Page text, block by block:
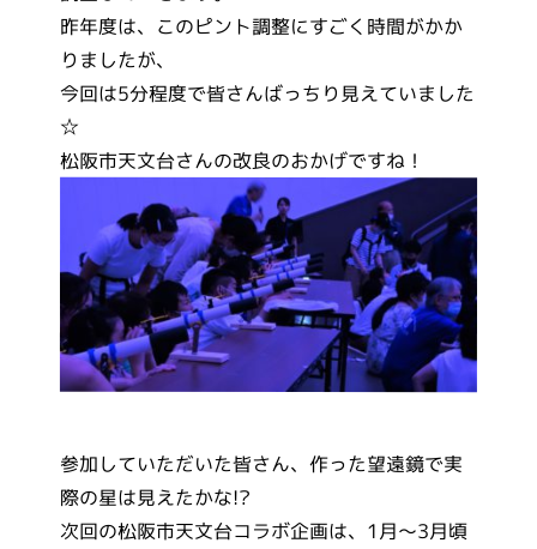
昨年度は、このピント調整にすごく時間がかか
りましたが、
今回は5分程度で皆さんばっちり見えていました
☆
松阪市天文台さんの改良のおかげですね！
参加していただいた皆さん、作った望遠鏡で実
際の星は見えたかな!?
次回の松阪市天文台コラボ企画は、1月～3月頃